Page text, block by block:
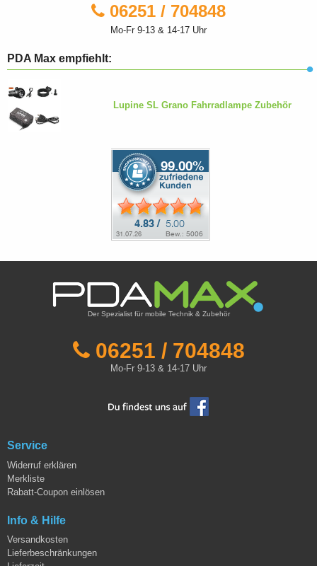
06251 / 704848
Mo-Fr 9-13 & 14-17 Uhr
PDA Max empfiehlt:
Lupine SL Grano Fahrradlampe Zubehör
Der Spezialist für mobile Technik & Zubehör
06251 / 704848
Mo-Fr 9-13 & 14-17 Uhr
Service
Widerruf erklären
Merkliste
Rabatt-Coupon einlösen
Info & Hilfe
Versandkosten
Lieferbeschränkungen